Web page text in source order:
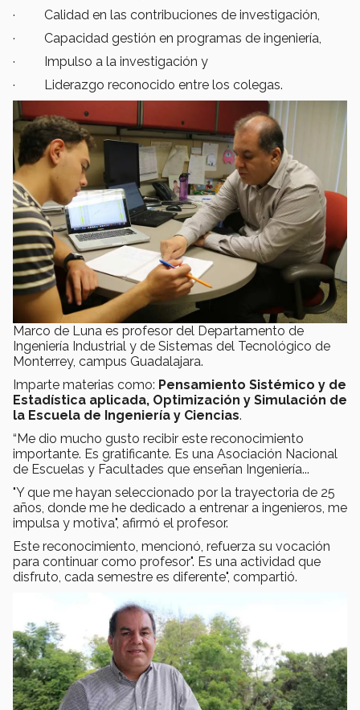
· Calidad en las contribuciones de investigación,
· Capacidad gestión en programas de ingeniería,
· Impulso a la investigación y
· Liderazgo reconocido entre los colegas.
Marco de Luna es profesor del Departamento de
Ingeniería Industrial y de Sistemas del Tecnológico de
Monterrey, campus Guadalajara.
Imparte materias como: Pensamiento Sistémico y de
Estadística aplicada, Optimización y Simulación de
la Escuela de Ingeniería y Ciencias.
“Me dio mucho gusto recibir este reconocimiento
importante. Es gratificante. Es una Asociación Nacional
de Escuelas y Facultades que enseñan Ingeniería...
"Y que me hayan seleccionado por la trayectoria de 25
años, donde me he dedicado a entrenar a ingenieros, me
impulsa y motiva", afirmó el profesor.
Este reconocimiento, mencionó, refuerza su vocación
para continuar como profesor". Es una actividad que
disfruto, cada semestre es diferente", compartió.